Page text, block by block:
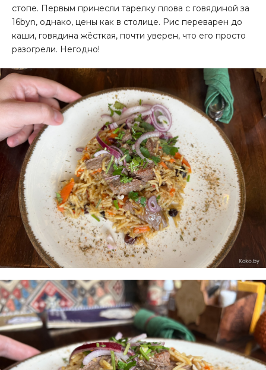
стопе. Первым принесли тарелку плова с говядиной за
16byn, однако, цены как в столице. Рис переварен до
каши, говядина жёсткая, почти уверен, что его просто
разогрели. Негодно!